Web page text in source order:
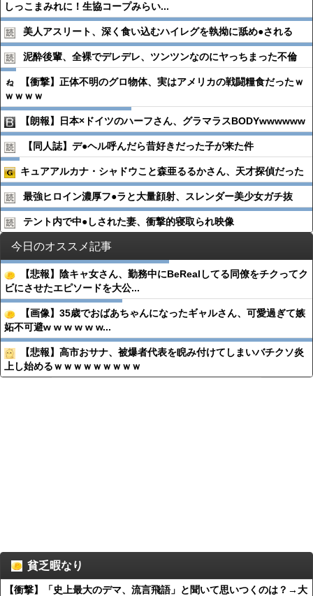
しっこまみれに！生協コープみらい...
美人アスリート、深く食い込むハイレグを執拗に舐め●︎される
泥酔後輩、全裸でデレデレ、ツンツンなのにヤっちまった不倫
【衝撃】正体不明のグロ物体、実はアメリカの戦闘糧食だったｗ
ｗｗｗｗ
【朗報】日本×ドイツのハーフさん、グラマラスBODYwwwwww
【同人誌】デ●︎ヘル呼んだら昔好きだった子が来た件
キュアアルカナ・シャドウこと森亜るるかさん、天才探偵だった
最強ヒロイン濃厚フ●︎ラと大量顔射、スレンダー美少女ガチ抜
テント内で中●︎しされた妻、衝撃的寝取られ映像
今日のオススメ記事
【悲報】陰キャ女さん、勤務中にBeRealしてる同僚をチクってク
ビにさせたエピソードを大公...
【画像】35歳でおばあちゃんになったギャルさん、可愛過ぎて嫉
妬不可避w w w w w w...
【悲報】高市おサナ、被爆者代表を睨み付けてしまいバチクソ炎
上し始めるｗｗｗｗｗｗｗｗｗ
貧乏暇なり
【衝撃】「史上最大のデマ、流言飛語」と聞いて思いつくのは？→大